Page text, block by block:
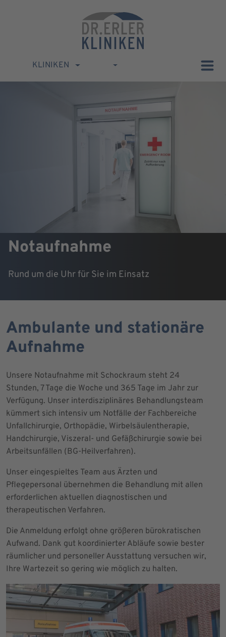
KLINIKEN
Notaufnahme
Rund um die Uhr für Sie im Einsatz
Ambulante und stationäre
Aufnahme
Unsere Notaufnahme mit Schockraum steht 24
Stunden, 7 Tage die Woche und 365 Tage im Jahr zur
Verfügung. Unser interdisziplinäres Behandlungsteam
kümmert sich intensiv um Notfälle der Fachbereiche
Unfallchirurgie, Orthopädie, Wirbelsäulentherapie,
Handchirurgie, Viszeral- und Gefäßchirurgie sowie bei
Arbeitsunfällen (BG-Heilverfahren).
Unser eingespieltes Team aus Ärzten und
Pflegepersonal übernehmen die Behandlung mit allen
erforderlichen aktuellen diagnostischen und
therapeutischen Verfahren.
Die Anmeldung erfolgt ohne größeren bürokratischen
Aufwand. Dank gut koordinierter Abläufe sowie bester
räumlicher und personeller Ausstattung versuchen wir,
Ihre Wartezeit so gering wie möglich zu halten.